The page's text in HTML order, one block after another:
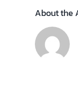
About the